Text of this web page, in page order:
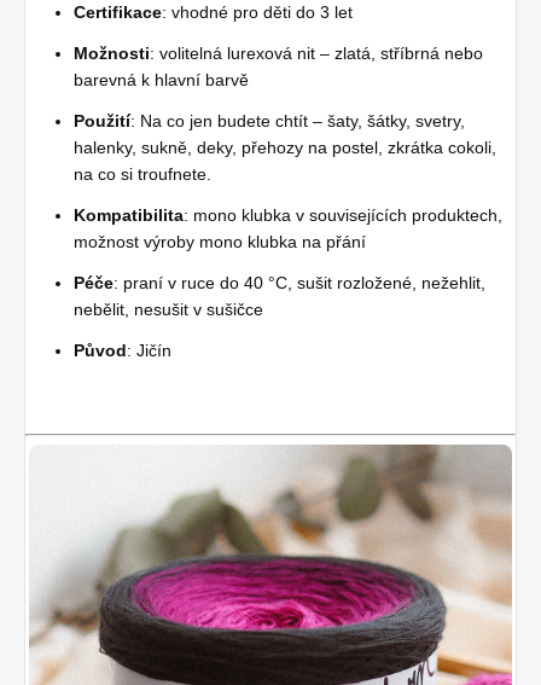
Certifikace: vhodné pro děti do 3 let
Možnosti: volitelná lurexová nit – zlatá, stříbrná nebo
barevná k hlavní barvě
Použití: Na co jen budete chtít – šaty, šátky, svetry,
halenky, sukně, deky, přehozy na postel, zkrátka cokoli,
na co si troufnete.
Kompatibilita: mono klubka v souvisejících produktech,
možnost výroby mono klubka na přání
Péče: praní v ruce do 40 °C, sušit rozložené, nežehlit,
nebělit, nesušit v sušičce
Původ: Jičín